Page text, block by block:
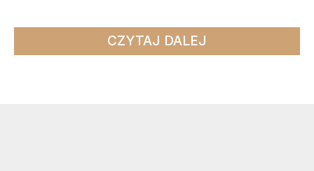
CZYTAJ DALEJ